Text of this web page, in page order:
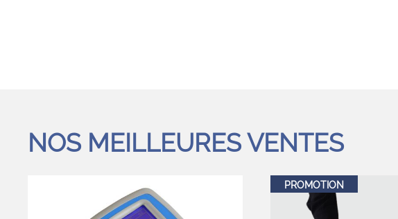
NOS MEILLEURES VENTES
PROMOTION